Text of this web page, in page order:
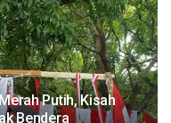
Putih, Kisah
Bendera